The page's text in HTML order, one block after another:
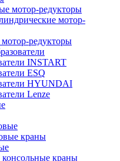
мотор-редукторы
мотор-
редукторы
INSTART
ESQ
HYUNDAI
Lenze
краны
краны